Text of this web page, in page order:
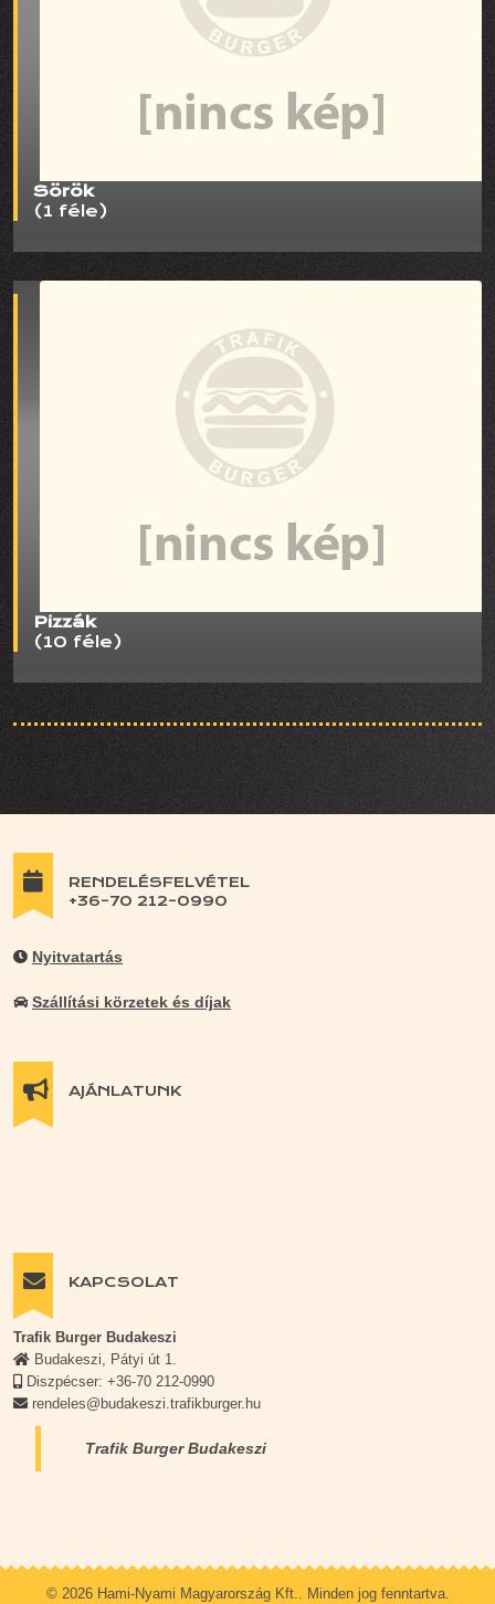
Sörök
(1 féle)
Pizzák
(10 féle)
RENDELÉSFELVÉTEL
+36-70 212-0990
Nyitvatartás
Szállítási körzetek és díjak
AJÁNLATUNK
KAPCSOLAT
Trafik Burger Budakeszi
Budakeszi, Pátyi út 1.
Diszpécser: +36-70 212-0990
rendeles@budakeszi.trafikburger.hu
Trafik Burger Budakeszi
© 2026 Hami-Nyami Magyarország Kft.. Minden jog fenntartva.